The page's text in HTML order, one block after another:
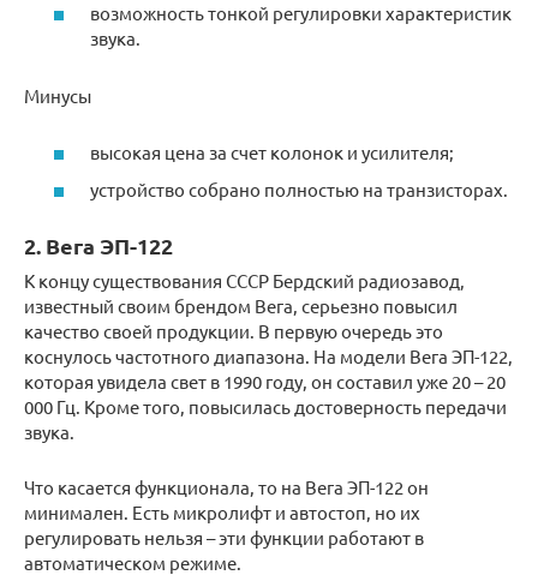
возможность тонкой регулировки характеристик
звука.
Минусы
высокая цена за счет колонок и усилителя;
устройство собрано полностью на транзисторах.
2. Вега ЭП-122
К концу существования СССР Бердский радиозавод,
известный своим брендом Вега, серьезно повысил
качество своей продукции. В первую очередь это
коснулось частотного диапазона. На модели Вега ЭП-122,
которая увидела свет в 1990 году, он составил уже 20 – 20
000 Гц. Кроме того, повысилась достоверность передачи
звука.
Что касается функционала, то на Вега ЭП-122 он
минимален. Есть микролифт и автостоп, но их
регулировать нельзя – эти функции работают в
автоматическом режиме.